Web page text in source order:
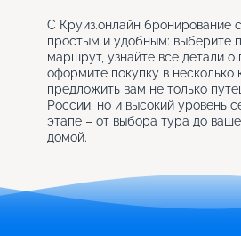
С Круиз.онлайн бронирование
простым и удобным: выберите
маршрут, узнайте все детали о
оформите покупку в несколько
предложить вам не только
России, но и высокий уровень
этапе – от выбора тура до
домой.